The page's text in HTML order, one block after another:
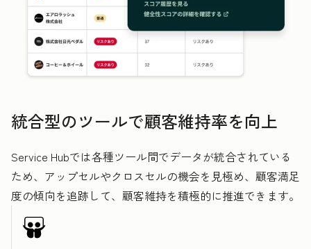
統合型のツールで顧客維持率を向上
Service Hubでは各種ツール間でデータが統合されている
ため、アップセルやクロスセルの機会を見極め、顧客満足
度の傾向を追跡して、顧客維持を積極的に推進できます。